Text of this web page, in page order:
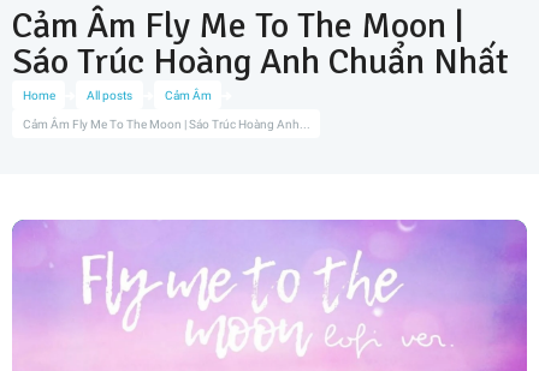
Home All posts Cảm Âm
Cảm Âm Fly Me To The Moon | Sáo Trúc Hoàng Anh...
Cảm Âm Fly Me To The Moon |
Sáo Trúc Hoàng Anh Chuẩn Nhất